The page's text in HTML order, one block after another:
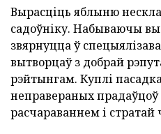
Вырасціць яблыню
садоўніку. Набываючы
звярнуцца ў
вытворцаў з добрай
рэйтынгам. Куплі
неправераных прадаўцоў
расчараваннем і стратай